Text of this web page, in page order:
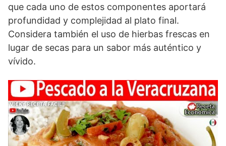
que cada uno de estos componentes aportará
profundidad y complejidad al plato final.
Considera también el uso de hierbas frescas en
lugar de secas para un sabor más auténtico y
vívido.